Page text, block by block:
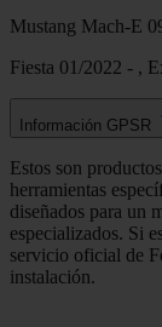
Mustang Mach-E
Fiesta 01/2022 - ,
Información GPSR
Estos son
herramientas
diseñados para un
especializados. Si
servicio oficial de
instalación.